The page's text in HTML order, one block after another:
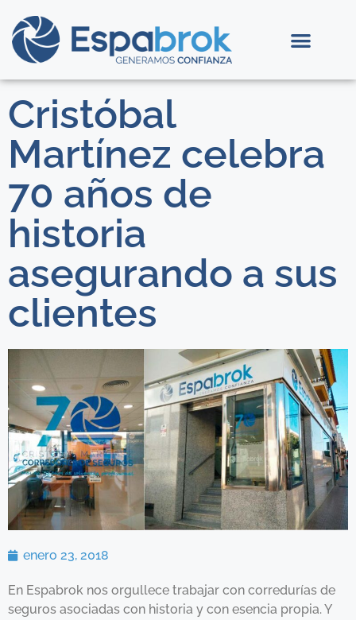
Cristóbal
Martínez celebra
70 años de
historia
asegurando a sus
clientes
enero 23, 2018
En Espabrok nos orgullece trabajar con corredurías de
seguros asociadas con historia y con esencia propia. Y